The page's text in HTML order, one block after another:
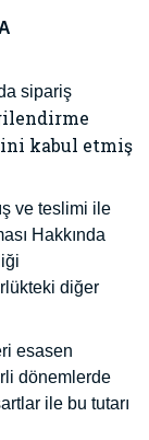
sipariş
kabul etmiş
ve teslimi ile
Hakkında
diğer
esasen
dönemlerde
ile bu tutarı